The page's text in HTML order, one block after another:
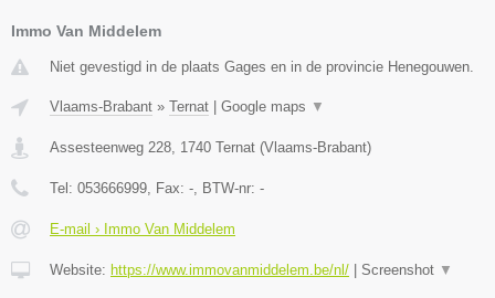
Immo Van Middelem
Niet gevestigd in de plaats Gages en in de provincie Henegouwen.
Vlaams-Brabant » Ternat Google maps ▼
Assesteenweg 228 1740 Ternat (Vlaams-Brabant)
Tel: 053666999 , Fax: - , BTW-nr: -
E-mail › Immo Van Middelem
Website: https://www.immovanmiddelem.be/nl/ Screenshot ▼